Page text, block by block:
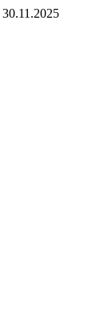
30.11.2025